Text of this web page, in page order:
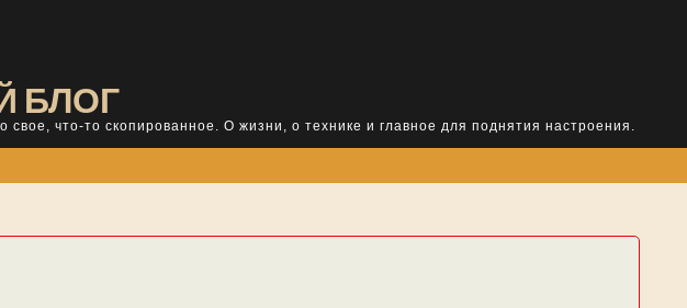
БЛОГ
свое, что-то скопированное. О жизни, о технике и главное для поднятия настроения.